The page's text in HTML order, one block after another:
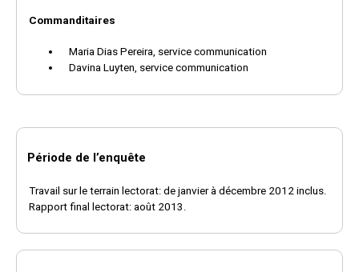
Commanditaires
Maria Dias Pereira, service communication
Davina Luyten, service communication
Période de l’enquête
Travail sur le terrain lectorat: de janvier à décembre 2012 inclus.
Rapport final lectorat: août 2013.